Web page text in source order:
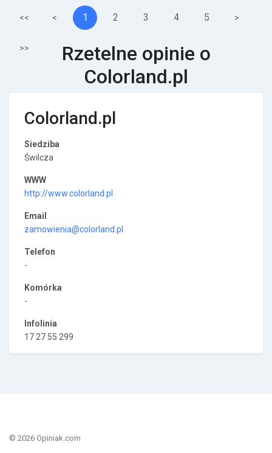
<< < 1 2 3 4 5 >
>>
Rzetelne opinie o
Colorland.pl
Colorland.pl
Siedziba
Świlcza
WWW
http://www.colorland.pl
Email
zamowienia@colorland.pl
Telefon
-
Komórka
-
Infolinia
17 27 55 299
© 2026 Opiniak.com